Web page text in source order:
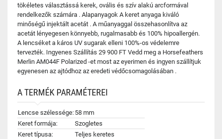
tökéletes választássá kerek, ovális és szív alakú arcformával
rendelkezők számára . Alapanyagok A keret anyaga kiváló
minőségű injektált acetát . A műanyaggal összehasonlítva az
acetát lényegesen könnyebb, rugalmasabb és 100% hipoallergén.
A lencséket a káros UV sugarak elleni 100%-os védelemre
tervezték. Ingyenes Szállítás 29 900 FT Vedd meg a Horsefeathers
Merlin AM044F Polarized -et most az eyerimen és ingyen szállítjuk
egyenesen az ajtódhoz az eredeti védőcsomagolásában .
A TERMÉK PARAMÉTEREI
Lencse szélessége: 58 mm
Keret formája:
Szogletes
Keret típusa:
Teljes keretes